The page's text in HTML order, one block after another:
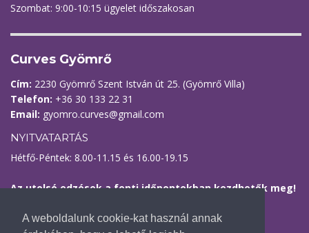
A weboldalunk cookie-kat használ annak
Szombat: 9:00-10:15 ügyelet időszakosan
Curves Gyömrő
Cím: 2230 Gyömrő Szent István út 25. (Gyömrő Villa)
Telefon: +36 30 133 22 31
Email: gyomro.curves@gmail.com
NYITVATARTÁS
Hétfő-Péntek: 8.00-11.15 és 16.00-19.15
Az utolsó edzések a fenti időpontokban kezdhetők meg!